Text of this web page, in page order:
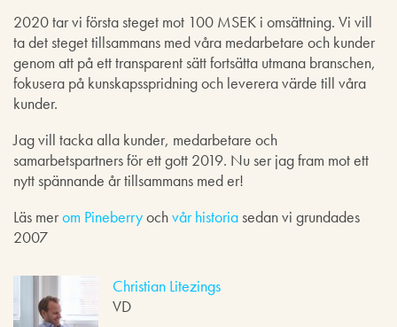
2020 tar vi första steget mot 100 MSEK i omsättning. Vi vill
ta det steget tillsammans med våra medarbetare och kunder
genom att på ett transparent sätt fortsätta utmana branschen,
fokusera på kunskapsspridning och leverera värde till våra
kunder.
Jag vill tacka alla kunder, medarbetare och
samarbetspartners för ett gott 2019. Nu ser jag fram mot ett
nytt spännande år tillsammans med er!
Läs merom Pineberryochvår historiasedan vi grundades
2007
Christian Litezings
VD